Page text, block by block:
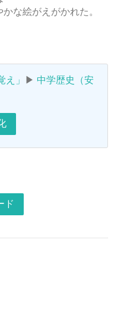
な絵がえがかれた。
え」 ▶ 中学歴史（安
ド